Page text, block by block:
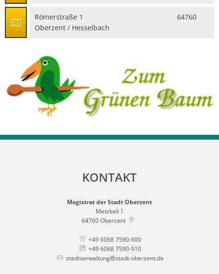
Römerstraße 1 64760
Oberzent / Hesselbach
KONTAKT
Magistrat der Stadt Oberzent
Metzkeil 1
64760Oberzent
+49 6068 7590-900
+49 6068 7590-910
stadtverwaltung@stadt-oberzent.de